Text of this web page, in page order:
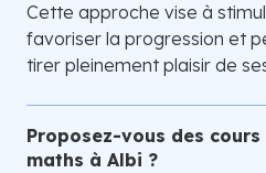
Cette approche vise à
favoriser la progression et
tirer pleinement plaisir de
Proposez-vous des
maths à Albi ?